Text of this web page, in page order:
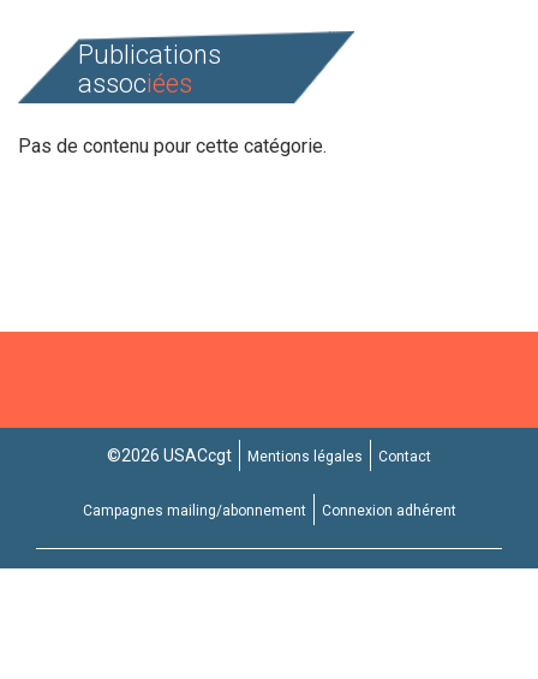
Publications
associées
Pas de contenu pour cette catégorie.
©2026 USACcgt Mentions légales Contact
Campagnes mailing/abonnement Connexion adhérent